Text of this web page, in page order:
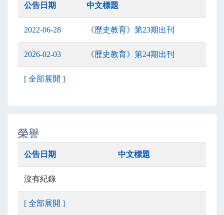
公告日期 中文標題
2022-06-28 《歷史教育》第23期出刊
2026-02-03 《歷史教育》第24期出刊
[ 全部展開 ]
榮譽
公告日期 中文標題
沒有紀錄
[ 全部展開 ]